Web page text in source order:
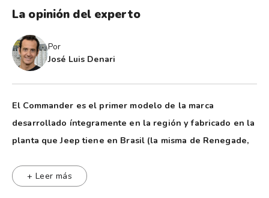
La opinión del experto
Por
José Luis Denari
El Commander es el primer modelo de la marca
desarrollado íntegramente en la región y fabricado en la
planta que Jeep tiene en Brasil (la misma de Renegade,
+ Leer más